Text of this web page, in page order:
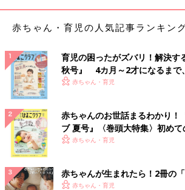
時はトイレにもう一度連れて行ってみて」
という声も。
トイレトレーニングや夜のおむつはずしは、
に、お兄ちゃん・お姉ちゃんみたいになりた
識も影響してきます。
いつかは外れることなので、ママ・パパは焦
なりの成長を見守るスタンスで。子どもには
を卒業させてあげたいですものね。
（文・井上裕紀子）
び #88]
お風呂で育てる理系男子？
赤ちゃん・育児の人気記事ランキン
育児の困ったがズバリ！解決す
秋号』 4カ月～2才になるまで
いっぱい！
赤ちゃん・育児
赤ちゃんのお世話まるわかり！
ブ 夏号』〈巻頭大特集〉初め
く！ おっぱい・ミルクの基本と
赤ちゃん・育児
赤ちゃんが生まれたら！2冊の「
赤ちゃん・育児